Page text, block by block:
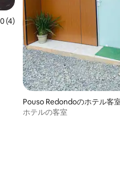
ュー4件、5つ星中5.0つ星の平均評
(4)
Pouso Redondoのホテル客
ホテルの客室